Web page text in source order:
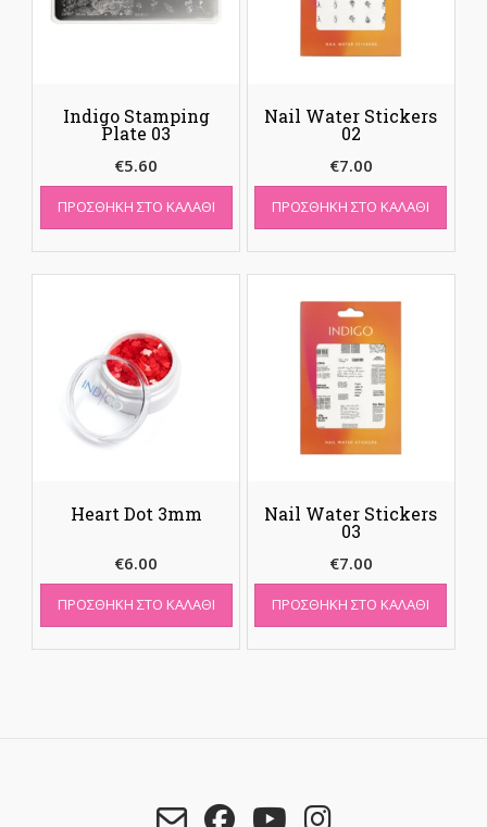
Indigo Stamping
Plate 03
€5.60
ΠΡΟΣΘΉΚΗ ΣΤΟ ΚΑΛΆΘΙ
Nail Water Stickers
02
€7.00
ΠΡΟΣΘΉΚΗ ΣΤΟ ΚΑΛΆΘΙ
Heart Dot 3mm
€6.00
ΠΡΟΣΘΉΚΗ ΣΤΟ ΚΑΛΆΘΙ
Nail Water Stickers
03
€7.00
ΠΡΟΣΘΉΚΗ ΣΤΟ ΚΑΛΆΘΙ